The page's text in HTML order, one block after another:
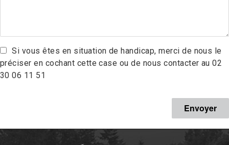
Si vous êtes en situation de handicap, merci de nous le
préciser en cochant cette case ou de nous contacter au 02
30 06 11 51